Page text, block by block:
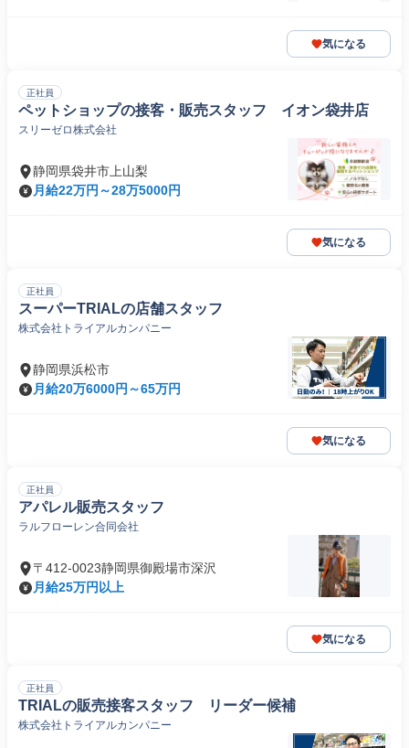
気になる
正社員
ペットショップの接客・販売スタッフ イオン袋井店
スリーゼロ株式会社
静岡県袋井市上山梨
月給22万円～28万5000円
気になる
正社員
スーパーTRIALの店舗スタッフ
株式会社トライアルカンパニー
静岡県浜松市
月給20万6000円～65万円
気になる
正社員
アパレル販売スタッフ
ラルフローレン合同会社
〒412-0023静岡県御殿場市深沢
月給25万円以上
気になる
正社員
TRIALの販売接客スタッフ リーダー候補
株式会社トライアルカンパニー